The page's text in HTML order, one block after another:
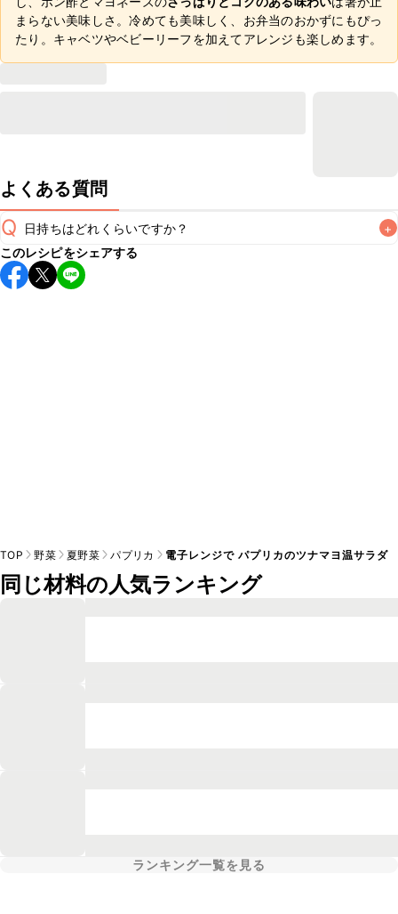
まらない美味しさ。冷めても美味しく、お弁当のおかずにもぴっ
たり。キャベツやベビーリーフを加えてアレンジも楽しめます。
よくある質問
Q 日持ちはどれくらいですか？ +
保存期間は冷蔵で翌日中が目安です。なるべくお早めにお召
し上がりください。
このレシピをシェアする
TOP 野菜 夏野菜 パプリカ 電子レンジで パプリカのツナマヨ温サラダ
同じ材料の人気ランキング
ランキング一覧を見る